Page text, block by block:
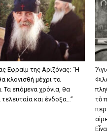
Εφραίμ της Αριζόνας: “Η
κλονισθή μέχρι τα
Τα επόμενα χρόνια, θα
τελευταία και ένδοξα…”
τὸ